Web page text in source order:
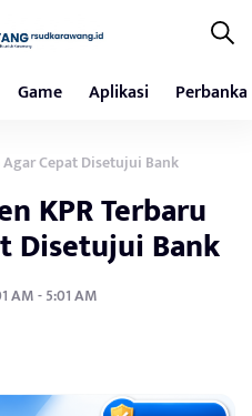
Game Aplikasi
Agar Cepat Disetujui Bank
KPR Terbaru
Disetujui Bank
AM - 5:01 AM